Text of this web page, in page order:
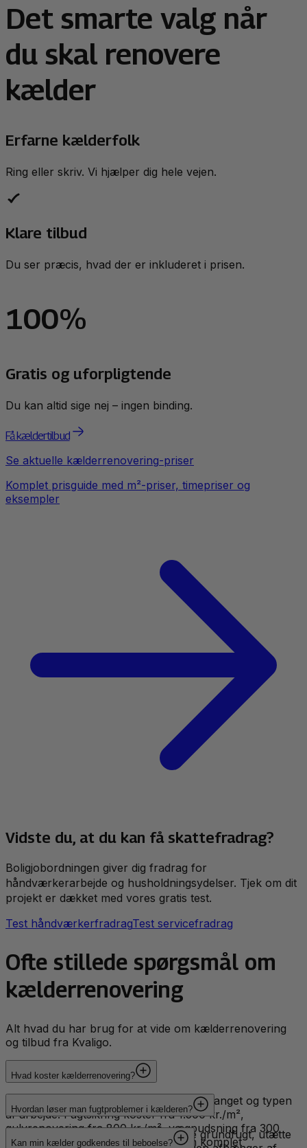
Det smarte valg når
du skal renovere
kælder
Erfarne kælderfolk
Ring eller skriv. Vi hjælper dig hele vejen.
Klare tilbud
Du ser præcis, hvad der er inkluderet i prisen.
100%
Gratis og uforpligtende
Du kan altid sige nej – ingen binding.
Få kældertilbud
Se aktuelle kælderrenovering-priser
Komplet prisguide med m²-priser, timepriser og
eksempler
Vidste du, at du kan få skattefradrag?
Boligjobordningen giver dig fradrag for
håndværkerarbejde og husholdningsydelser. Tjek om dit
projekt er dækket med vores gratis test.
Test håndværkerfradragTest servicefradrag
Ofte stillede spørgsmål om
kælderrenovering
Alt hvad du har brug for at vide om kælderrenovering
og tilbud fra Kvaligo.
Hvad koster kælderrenovering?
Kælderrenovering pris afhænger af omfanget og typen
af arbejde. Fugtsikring koster fra 1.500 kr./m²,
gulvrenovering fra 800 kr./m², vægpudsning fra 300
kr./m² og isolering fra 500 kr./m². En komplet
Hvordan løser man fugtproblemer i kælderen?
Fugt i kælder kan skyldes opstigende grundfugt, utætte
Kan min kælder godkendes til beboelse?